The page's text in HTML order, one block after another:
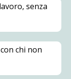
senza
chi non